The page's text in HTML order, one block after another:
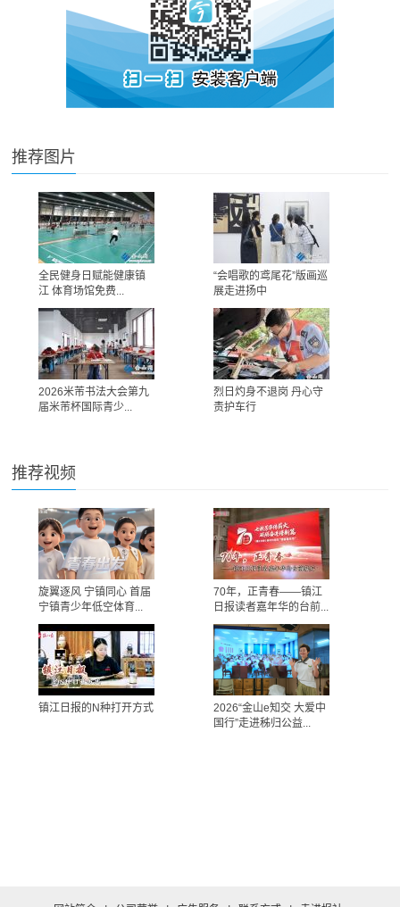
推荐图片
全民健身日赋能健康镇
江 体育场馆免费...
“会唱歌的鸢尾花”版画巡
展走进扬中
2026米芾书法大会第九
届米芾杯国际青少...
烈日灼身不退岗 丹心守
责护车行
推荐视频
旋翼逐风 宁镇同心 首届
宁镇青少年低空体育...
70年，正青春——镇江
日报读者嘉年华的台前...
镇江日报的N种打开方式
2026“金山e知交 大爱中
国行”走进秭归公益...